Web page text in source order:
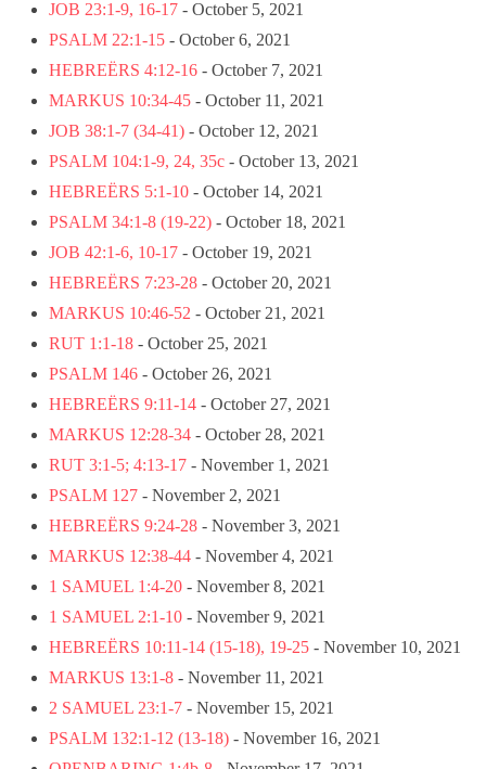
JOB 23:1-9, 16-17 - October 5, 2021
PSALM 22:1-15 - October 6, 2021
HEBREËRS 4:12-16 - October 7, 2021
MARKUS 10:34-45 - October 11, 2021
JOB 38:1-7 (34-41) - October 12, 2021
PSALM 104:1-9, 24, 35c - October 13, 2021
HEBREËRS 5:1-10 - October 14, 2021
PSALM 34:1-8 (19-22) - October 18, 2021
JOB 42:1-6, 10-17 - October 19, 2021
HEBREËRS 7:23-28 - October 20, 2021
MARKUS 10:46-52 - October 21, 2021
RUT 1:1-18 - October 25, 2021
PSALM 146 - October 26, 2021
HEBREËRS 9:11-14 - October 27, 2021
MARKUS 12:28-34 - October 28, 2021
RUT 3:1-5; 4:13-17 - November 1, 2021
PSALM 127 - November 2, 2021
HEBREËRS 9:24-28 - November 3, 2021
MARKUS 12:38-44 - November 4, 2021
1 SAMUEL 1:4-20 - November 8, 2021
1 SAMUEL 2:1-10 - November 9, 2021
HEBREËRS 10:11-14 (15-18), 19-25 - November 10, 2021
MARKUS 13:1-8 - November 11, 2021
2 SAMUEL 23:1-7 - November 15, 2021
PSALM 132:1-12 (13-18) - November 16, 2021